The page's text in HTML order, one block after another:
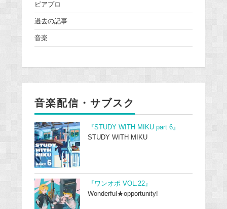
ピアプロ
過去の記事
音楽
音楽配信・サブスク
『STUDY WITH MIKU part 6』
STUDY WITH MIKU
『ワンオポ VOL.22』
Wonderful★opportunity!